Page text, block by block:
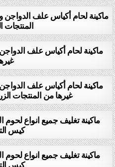
ماكينة لحام أكياس علف
المنتجات
ماكينة لحام أكياس علف
ماكينة لحام أكياس علف
غيرها من المنتجات
ماكينة تغليف جميع انواع لحوم
كيس
ماكينة تغليف جميع انواع لحوم
كيس